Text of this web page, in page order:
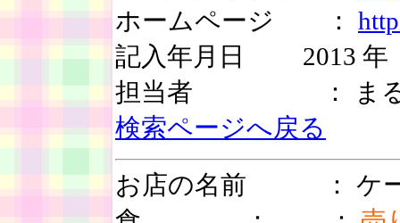
ホームページ ：
記入年月日 2013
担当者 ： まる
検索ページへ戻る
お店の名前 ： ケー